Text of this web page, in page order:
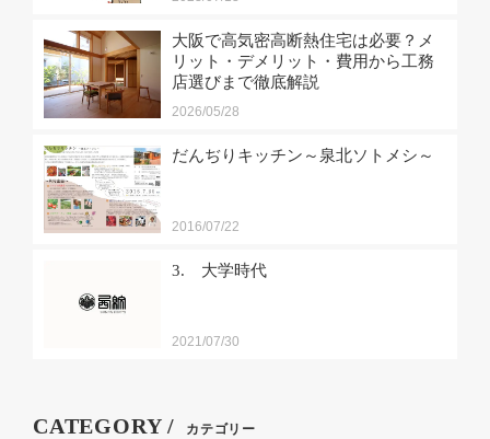
大阪で高気密高断熱住宅は必要？メ
リット・デメリット・費用から工務
店選びまで徹底解説
2026/05/28
だんぢりキッチン～泉北ソトメシ～
2016/07/22
3. 大学時代
2021/07/30
CATEGORY / カテゴリー